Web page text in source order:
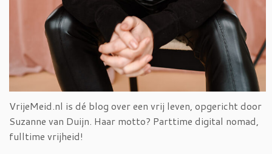
VrijeMeid.nl is dé blog over een vrij leven, opgericht door
Suzanne van Duijn. Haar motto? Parttime digital nomad,
fulltime vrijheid!